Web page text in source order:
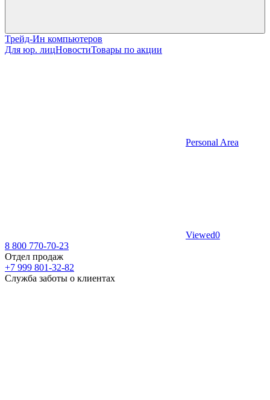
Трейд-Ин компьютеров
Для юр. лицНовостиТовары по акции
Personal Area
Viewed0
8 800 770-70-23
Отдел продаж
+7 999 801-32-82
Служба заботы о клиентах